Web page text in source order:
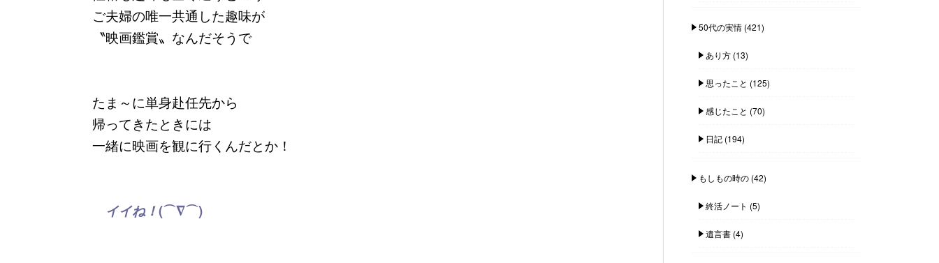
ご夫婦の唯一共通した趣味が
〝映画鑑賞〟なんだそうで
たま～に単身赴任先から
帰ってきたときには
一緒に映画を観に行くんだとか！
イイね！(⌒∇⌒)
50代の実情(421)
あり方(13)
思ったこと (125)
感じたこと (70)
日記(194)
もしもの時の(42)
終活ノート (5)
遺言書(4)